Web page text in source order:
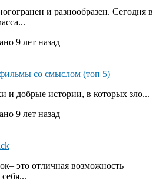
и разнообразен. Сегодня в
9 лет назад
со смыслом (топ 5)
и добрые истории, в которых зло...
9 лет назад
это отличная возможность